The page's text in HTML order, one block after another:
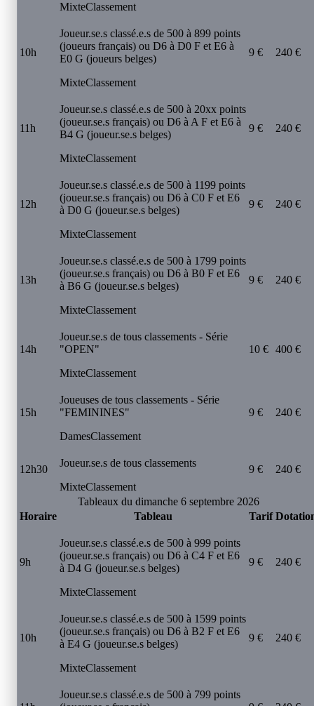
MixteClassement
10h
Joueur.se.s classé.e.s de 500 à 899 points
(joueurs français) ou D6 à D0 F et E6 à
E0 G (joueurs belges)
MixteClassement
9 € 240 €
11h
Joueur.se.s classé.e.s de 500 à 20xx points
(joueur.se.s français) ou D6 à A F et E6 à
B4 G (joueur.se.s belges)
MixteClassement
9 € 240 €
12h
Joueur.se.s classé.e.s de 500 à 1199 points
(joueur.se.s français) ou D6 à C0 F et E6
à D0 G (joueur.se.s belges)
MixteClassement
9 € 240 €
13h
Joueur.se.s classé.e.s de 500 à 1799 points
(joueur.se.s français) ou D6 à B0 F et E6
à B6 G (joueur.se.s belges)
MixteClassement
9 € 240 €
14h
Joueur.se.s de tous classements - Série
"OPEN"
MixteClassement
10 € 400 €
15h
Joueuses de tous classements - Série
"FEMININES"
DamesClassement
9 € 240 €
12h30
Joueur.se.s de tous classements
MixteClassement
9 € 240 €
Tableaux du dimanche 6 septembre 2026
Horaire
Tableau Tarif
9h
Joueur.se.s classé.e.s de 500 à 999 points
(joueur.se.s français) ou D6 à C4 F et E6
à D4 G (joueur.se.s belges)
MixteClassement
9 € 240 €
10h
Joueur.se.s classé.e.s de 500 à 1599 points
(joueur.se.s français) ou D6 à B2 F et E6
à E4 G (joueur.se.s belges)
MixteClassement
9 € 240 €
Joueur.se.s classé.e.s de 500 à 799 points